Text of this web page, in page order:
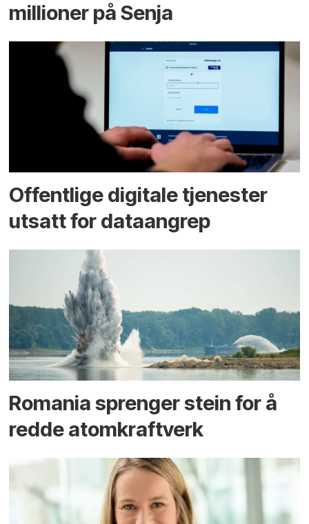
millioner på Senja
Offentlige digitale tjenester
utsatt for dataangrep
Romania sprenger stein for å
redde atomkraftverk